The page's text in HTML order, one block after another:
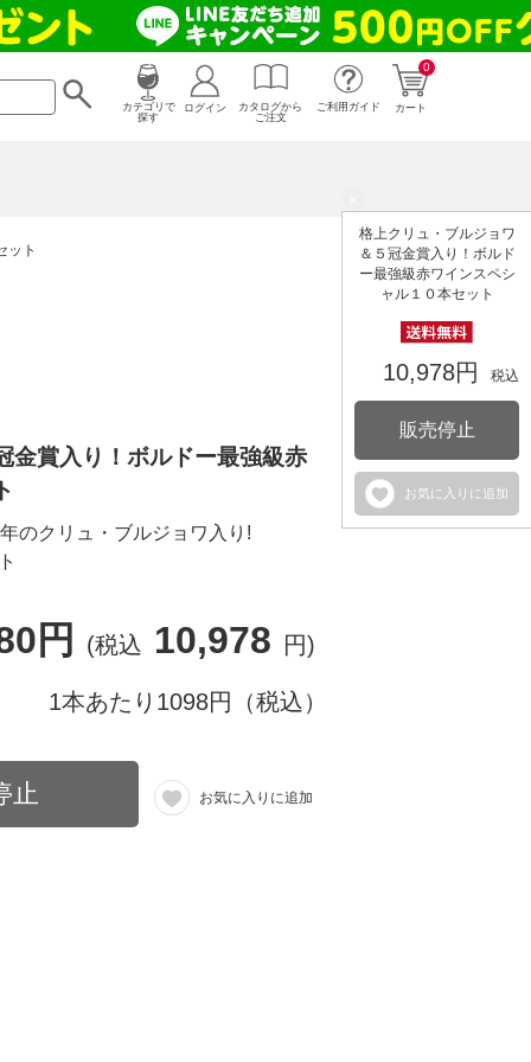
カテゴリで
探す
0
カート
ログイン
カタログから
ご注文
ご利用ガイド
ット
格上クリュ・ブルジョワ
＆５冠金賞入り！ボルド
ー最強級赤ワインスペシ
ャル１０本セット
10,978円 税込
販売停止
お気に入りに追加
金賞入り！ボルドー最強級赤
のクリュ・ブルジョワ入り!
円 (税込 10,978 円)
1本あたり1098円（税込）
止 お気に入りに追加